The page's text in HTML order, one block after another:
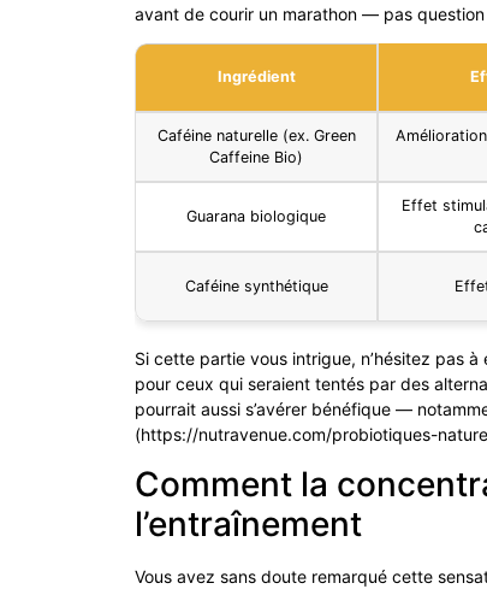
avant de courir un marathon — pas
Ingrédient
Caféine naturelle (ex. Green
Caffeine Bio)
Guarana biologique
Effet
Caféine synthétique
Si cette partie vous intrigue, n’hésitez pas
pour ceux qui seraient tentés par des
pourrait aussi s’avérer bénéfique —
(https://nutravenue.com/probiotiques-
Comment la
l’entraînement
Vous avez sans doute remarqué cette